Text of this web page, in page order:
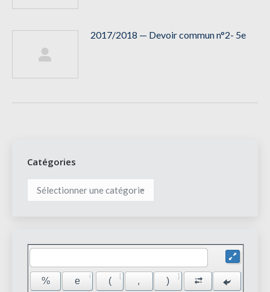
2017/2018 — Devoir commun n°2- 5e
Catégories
Catégories